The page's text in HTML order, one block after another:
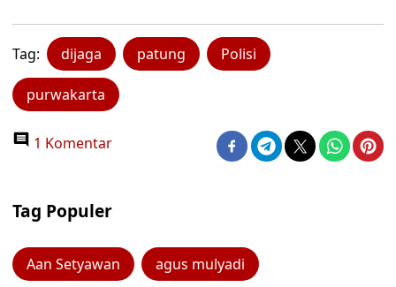
Tag: dijaga patung Polisi
purwakarta
1 Komentar
Tag Populer
Aan Setyawan agus mulyadi